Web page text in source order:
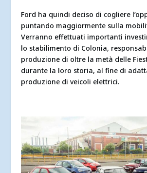
Ford ha quindi deciso di cogliere
puntando maggiormente sulla
Verranno effettuati importanti
lo stabilimento di Colonia,
produzione di oltre la metà delle
durante la loro storia, al fine di
produzione di veicoli elettrici.